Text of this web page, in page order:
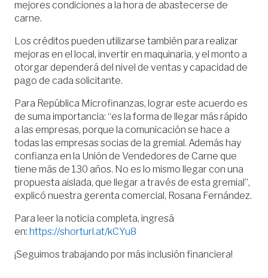
mejores condiciones a la hora de abastecerse de
carne.
Los créditos pueden utilizarse también para realizar
mejoras en el local, invertir en maquinaria, y el monto a
otorgar dependerá del nivel de ventas y capacidad de
pago de cada solicitante.
Para República Microfinanzas, lograr este acuerdo es
de suma importancia: “es la forma de llegar más rápido
a las empresas, porque la comunicación se hace a
todas las empresas socias de la gremial. Además hay
confianza en la Unión de Vendedores de Carne que
tiene más de 130 años. No es lo mismo llegar con una
propuesta aislada, que llegar a través de esta gremial”,
explicó nuestra gerenta comercial, Rosana Fernández.
Para leer la noticia completa, ingresá
en: https://shorturl.at/kCYu8
¡Seguimos trabajando por más inclusión financiera!